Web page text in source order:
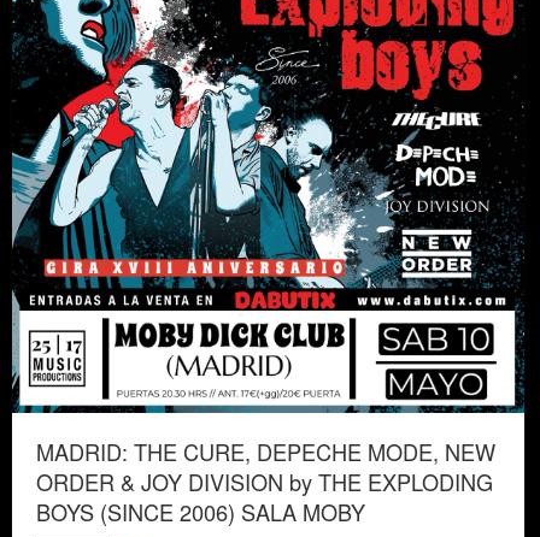
MADRID: THE CURE, DEPECHE MODE, NEW
ORDER & JOY DIVISION by THE EXPLODING
BOYS (SINCE 2006) SALA MOBY